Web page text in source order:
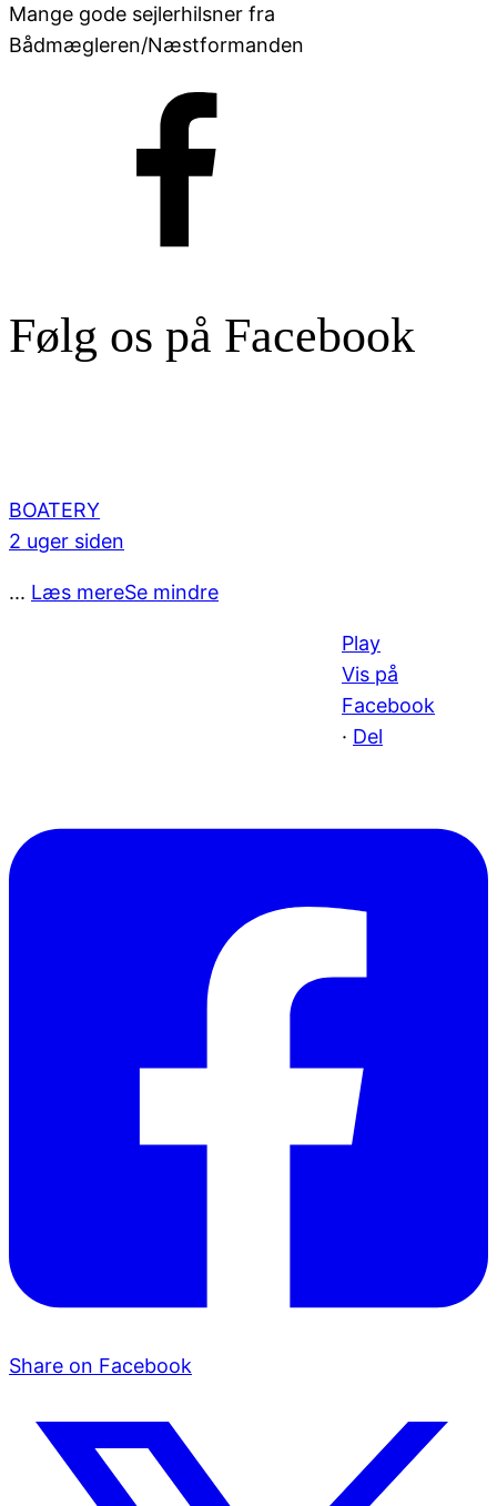
Mange gode sejlerhilsner fra
Bådmægleren/Næstformanden
Følg os på Facebook
BOATERY
2 uger siden
... Læs mereSe mindre
Play
Vis på
Facebook
· Del
Share on Facebook